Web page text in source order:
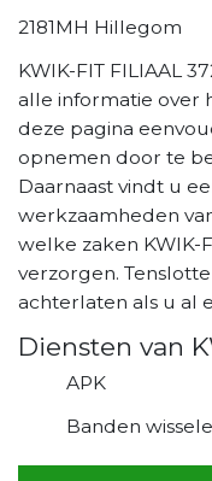
2181MH Hillegom
KWIK-FIT FILIAAL
alle informatie over
deze pagina
opnemen door te
Daarnaast vindt u
werkzaamheden
welke zaken KWIK-
verzorgen.
achterlaten als u al
Diensten van
APK
Banden